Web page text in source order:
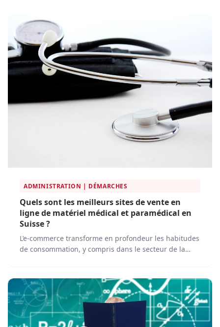
ADMINISTRATION | DÉMARCHES
Quels sont les meilleurs sites de vente en
ligne de matériel médical et paramédical en
Suisse ?
L’e-commerce transforme en profondeur les habitudes
de consommation, y compris dans le secteur de la
par l’essor de plateformes spécialisées qui simplifient
l’accès aux produits de santé pour les professionnels
et les particuliers.